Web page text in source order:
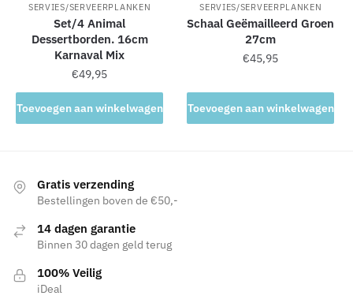
SERVIES/SERVEERPLANKEN
Set/4 Animal
Dessertborden. 16cm
Karnaval Mix
€49,95
Toevoegen aan winkelwagen
SERVIES/SERVEERPLANKEN
Schaal Geëmailleerd Groen
27cm
€45,95
Toevoegen aan winkelwagen
Gratis verzending
Bestellingen boven de €50,-
14 dagen garantie
Binnen 30 dagen geld terug
100% Veilig
iDeal